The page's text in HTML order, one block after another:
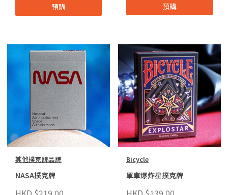
預購 預購
其他撲克牌品牌
NASA撲克牌
Bicycle
單車爆炸星撲克牌